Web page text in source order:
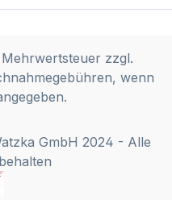
zzgl.
wenn
GmbH 2024 - Alle